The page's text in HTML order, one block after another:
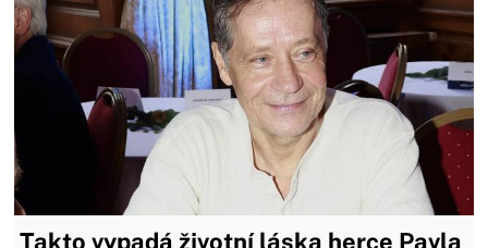
Takto vypadá životní láska herce Pavla